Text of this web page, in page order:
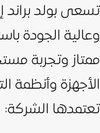
تسعى بولد براند
وعالية الجودة
ممتاز وتجربة
الأجهزة وأنظمة
تعتمدها الشركة: